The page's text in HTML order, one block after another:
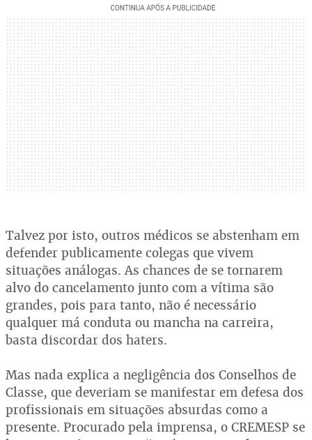
Talvez por isto, outros médicos se abstenham em
defender publicamente colegas que vivem
situações análogas. As chances de se tornarem
alvo do cancelamento junto com a vítima são
grandes, pois para tanto, não é necessário
qualquer má conduta ou mancha na carreira,
basta discordar dos haters.
Mas nada explica a negligência dos Conselhos de
Classe, que deveriam se manifestar em defesa dos
profissionais em situações absurdas como a
presente. Procurado pela imprensa, o CREMESP se